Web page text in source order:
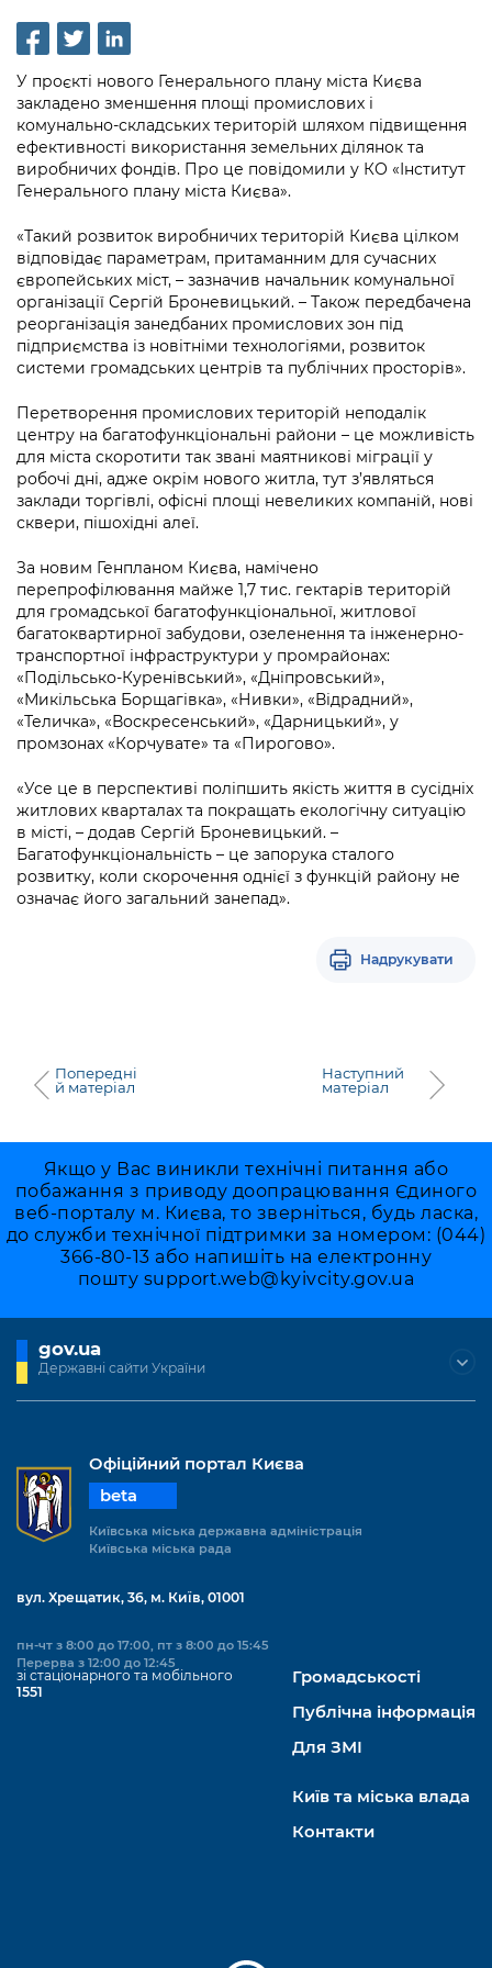
Проєкти розпоряджень, що
перебувають на погодженні КМВА
Рішення Київради
Контактна інформація
Вакансії
Статистика
Звернення громадян
Регуляторна діяльність
Промисловість і наука Києва
Підприємства, установи, організації
Річні звіти
Гендерна політика
Безбар'єрність
Київська міська військова адміністрація
Освіта та навчальні заклади
Навколишнє середовище міста
Містобудування та земельні ділянки
Культура, спорт, дозвілля
Бізнес та ліцензування
Фінанси та бюджет
Безпека та правопорядок
Іноземцям / For foreigners
Пам'ятки культурної спадщини
Портал Захисників та Захисниць
Безбар'єрність
Портал послуг
Міський застосунок Київ Цифровий
Важливе під час воєнного стану
Громадська експертиза
Консультації з громадськістю
Громадська рада
Петиції
Відкритий бюджет
Контактний центр
Допомога учасникам АТО
осіб при Київській міській військовій
адміністрації
«Ініціатива «Партнерство «Відкритий
Уряд» – місцевий рівень»
Інформація з обмеженим доступом
Подати запит онлайн
Проекти нормативно-правових та
інших актів
Питання і відповіді про публічну
інформацію
Порядок оскарження рішень, дій чи
бездіяльності розпорядників інформації
публічну інформацію
Інформація для споживачів
Про відкриті дані
Портал даних Києва
Публічні дашборди
Медіагалерея
Підписатися на новини та анонси від
КМДА / Subscribe to announcements
from the KCSA
Порядок акредитації медіа /
Accreditation process
Подати журналістський запит /
Submitting a media request
Зйомки в лікарнях в умовах воєнного
стану / Rules for media coverage of
hospitals at work under martial law
Контакти для медіа / Contacts for mass
media
Портал Послуг
У проєкті нового Генерального плану міста Києва
закладено зменшення площі промислових і
комунально-складських територій шляхом підвищення
ефективності використання земельних ділянок та
виробничих фондів. Про це повідомили у КО «Інститут
Генерального плану міста Києва».
«Такий розвиток виробничих територій Києва цілком
відповідає параметрам, притаманним для сучасних
європейських міст, – зазначив начальник комунальної
організації Сергій Броневицький. – Також передбачена
реорганізація занедбаних промислових зон під
підприємства із новітніми технологіями, розвиток
системи громадських центрів та публічних просторів».
Перетворення промислових територій неподалік
центру на багатофункціональні райони – це можливість
для міста скоротити так звані маятникові міграції у
робочі дні, адже окрім нового житла, тут з’являться
заклади торгівлі, офісні площі невеликих компаній, нові
сквери, пішохідні алеї.
За новим Генпланом Києва, намічено
перепрофілювання майже 1,7 тис. гектарів територій
для громадської багатофункціональної, житлової
багатоквартирної забудови, озеленення та інженерно-
транспортної інфраструктури у промрайонах:
«Подільсько-Куренівський», «Дніпровський»,
«Микільська Борщагівка», «Нивки», «Відрадний»,
«Теличка», «Воскресенський», «Дарницький», у
промзонах «Корчувате» та «Пирогово».
«Усе це в перспективі поліпшить якість життя в сусідніх
житлових кварталах та покращать екологічну ситуацію
в місті, – додав Сергій Броневицький. –
Багатофункціональність – це запорука сталого
розвитку, коли скорочення однієї з функцій району не
означає його загальний занепад».
Надрукувати
Попередні
й матеріал
Наступний
матеріал
Якщо у Вас виникли технічні питання або
побажання з приводу доопрацювання Єдиного
веб-порталу м. Києва, то зверніться, будь ласка,
до служби технічної підтримки за номером: (044)
366-80-13 або напишіть на електронну
пошту support.web@kyivcity.gov.ua
gov.ua
Державні сайти України
Офіційний портал Києва
beta
Київська міська державна адміністрація
Київська міська рада
вул. Хрещатик, 36, м. Київ, 01001
пн-чт з 8:00 до 17:00, пт з 8:00 до 15:45
Перерва з 12:00 до 12:45
зі стаціонарного та мобільного
1551
Громадськості
Публічна інформація
Для ЗМІ
Київ та міська влада
Контакти